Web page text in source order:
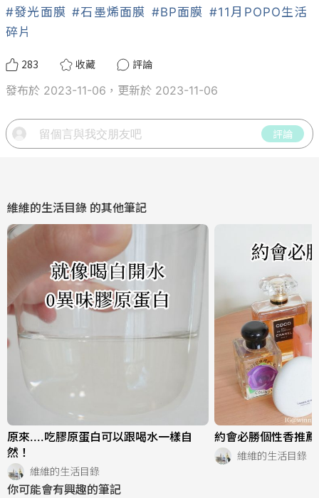
#發光面膜 #石墨烯面膜 #BP面膜 #11月POPO生活
碎片
283 收藏
評論
發布於 2023-11-06，更新於 2023-11-06
評論
維維的生活目錄 的其他筆記
原來....吃膠原蛋白可以跟喝水一樣自
然！
維維的生活目錄
約會必勝個性香推薦
維維的生活目錄
你可能會有興趣的筆記